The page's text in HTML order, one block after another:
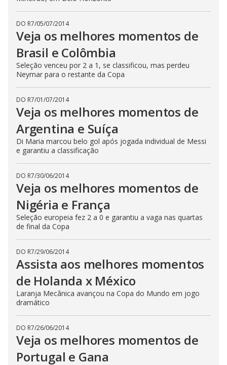
DO R7/05/07/2014
Veja os melhores momentos de
Brasil e Colômbia
Seleção venceu por 2 a 1, se classificou, mas perdeu
Neymar para o restante da Copa
DO R7/01/07/2014
Veja os melhores momentos de
Argentina e Suíça
Di Maria marcou belo gol após jogada individual de Messi
e garantiu a classificação
DO R7/30/06/2014
Veja os melhores momentos de
Nigéria e França
Seleção europeia fez 2 a 0 e garantiu a vaga nas quartas
de final da Copa
DO R7/29/06/2014
Assista aos melhores momentos
de Holanda x México
Laranja Mecânica avançou na Copa do Mundo em jogo
dramático
DO R7/26/06/2014
Veja os melhores momentos de
Portugal e Gana